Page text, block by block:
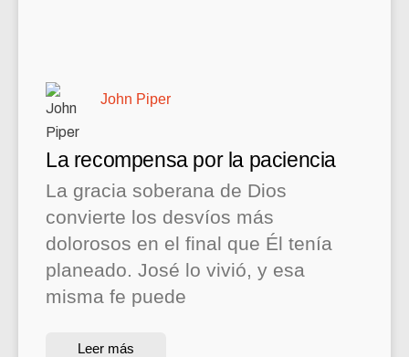
La recompensa por la paciencia
La gracia soberana de Dios
convierte los desvíos más
dolorosos en el final que Él tenía
planeado. José lo vivió, y esa
misma fe puede
Leer más
John Piper